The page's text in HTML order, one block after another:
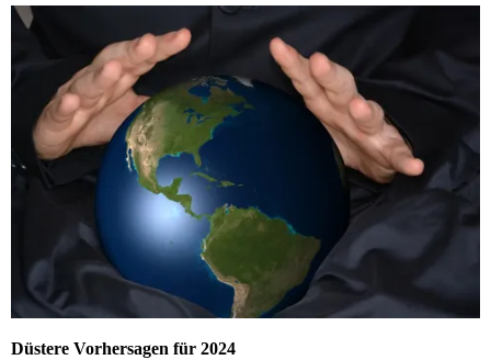
Düstere Vorhersagen für 2024